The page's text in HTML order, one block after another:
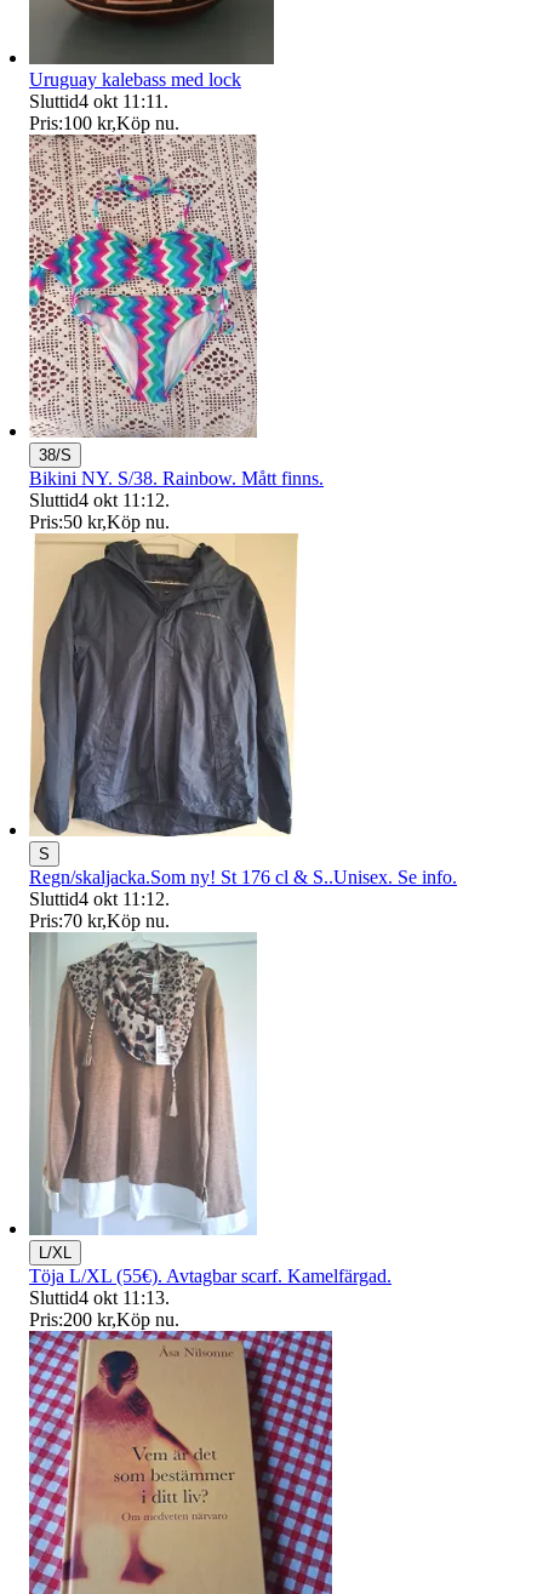
Uruguay kalebass med lock
Sluttid4 okt 11:11 .
Pris:100 kr,Köp nu.
38/S
Bikini NY. S/38. Rainbow. Mått finns.
Sluttid4 okt 11:12.
Pris:50 kr,Köp nu.
S
Regn/skaljacka.Som ny! St 176 cl & S..Unisex. Se info.
Sluttid4 okt 11:12.
Pris:70 kr,Köp nu.
L/XL
Töja L/XL (55€). Avtagbar scarf. Kamelfärgad.
Sluttid4 okt 11:13.
Pris:200 kr,Köp nu.